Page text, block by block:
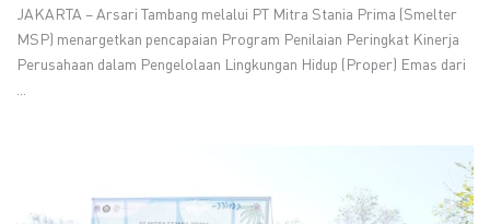
JAKARTA – Arsari Tambang melalui PT Mitra Stania Prima (Smelter
MSP) menargetkan pencapaian Program Penilaian Peringkat Kinerja
Perusahaan dalam Pengelolaan Lingkungan Hidup (Proper) Emas dari